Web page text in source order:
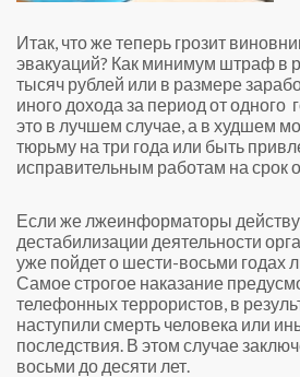
Итак, что же теперь грозит
эвакуаций? Как минимум штраф в
тысяч рублей или в размере
иного дохода за период от одного
это в лучшем случае, а в худшем
тюрьму на три года или быть
исправительным работам на срок
Если же лжеинформаторы
дестабилизации деятельности
уже пойдет о шести-восьми годах
Самое строгое наказание
телефонных террористов, в
наступили смерть человека или
последствия. В этом случае
восьми до десяти лет.